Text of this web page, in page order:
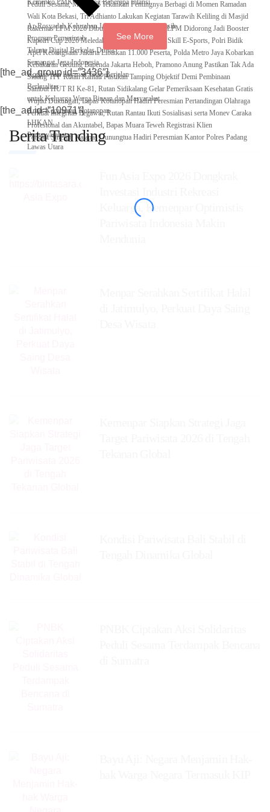
Kemenko PMK Gandeng Beberapa Intansi
Peduli Sesama, Menekraf Tekankan Pentingnya Berbagi di Momen Ramadan
Wali Kota Bekasi, Tri Adhianto Lakukan Kegiatan Tarawih Keliling di Masjid
Ar-Rosyadah Kelurahan Jatirasa Kecamatan Jatiasih
Rakernas LPM 2026 Dibuka Djamari Chaniago, LPM Didorong Jadi Booster
Program Pemerintah
Kapolri Cup 2026 Meledak! 35.936 Peserta Adu Skill E-Sports, Polri Bidik
Talenta Digital Berkelas Dunia
Apel Kebangsaan Jakarta Libatkan 11.000 Peserta, Polda Metro Jaya Kobarkan
Semangat Jaga Indonesia
Kebakaran Gedung Bapenda Jakarta Heboh, Pramono Anung Pastikan Tak Ada
Korban dan Layanan Tetap Berjalan
Sidang TPP Rutan Rantau Pastikan Tamping Objektif Demi Pembinaan
Berkualitas
Sambut HUT RI Ke-81, Rutan Sidikalang Gelar Pemeriksaan Kesehatan Gratis
untuk Keluarga Warga Binaan dan Masyarakat
Wujud Dukungan, Lapas Kotanopan Hadiri Peresmian Pertandingan Olahraga
Antar Kecamatan Kotanopan
Perkuat Integritas Pegawai, Rutan Rantau Ikuti Sosialisasi serta Monev Caraka
LHKAN
‎Profesional dan Akuntabel, Bapas Muara Teweh Registrasi Klien
Pemasyarakatan
Perkuat Sinergi, Kalapas Gunungtua Hadiri Peresmian Kantor Polres Padang
Lawas Utara
See More
[the_ad_group id=”3436″]
[the_ad id=”10971″]
Berita Tranding
Keluarga, Kemenpar Optimistis